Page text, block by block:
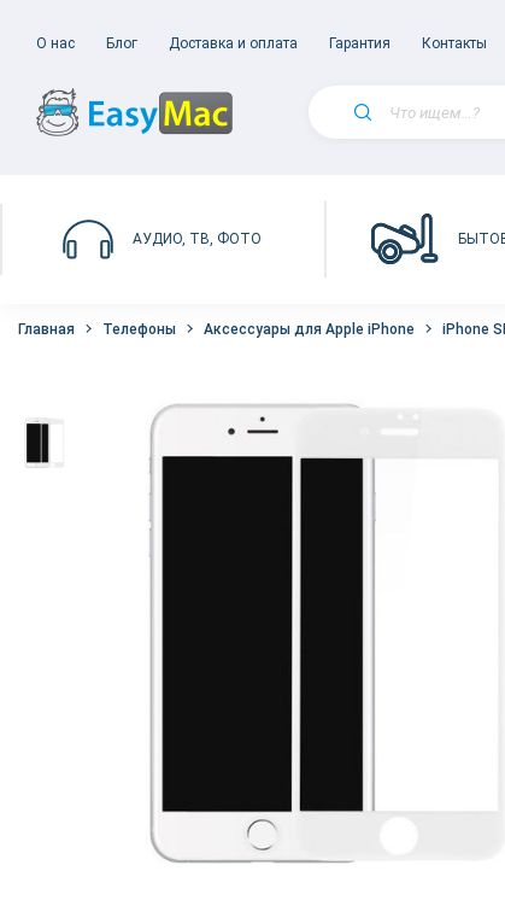
О нас Блог Доставка и оплата Гарантия Контакты
АУДИО, ТВ, ФОТО
Главная Телефоны Аксессуары для Apple iPhone iPhone